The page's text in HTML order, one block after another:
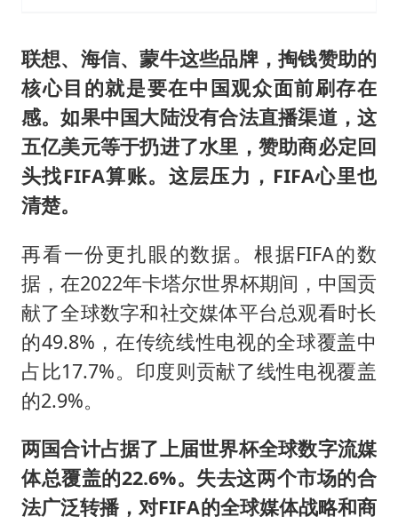
联想、海信、蒙牛这些品牌，掏钱赞助的
核心目的就是要在中国观众面前刷存在
感。如果中国大陆没有合法直播渠道，这
五亿美元等于扔进了水里，赞助商必定回
头找FIFA算账。这层压力，FIFA心里也
清楚。
再看一份更扎眼的数据。根据FIFA的数
据，在2022年卡塔尔世界杯期间，中国贡
献了全球数字和社交媒体平台总观看时长
的49.8%，在传统线性电视的全球覆盖中
占比17.7%。印度则贡献了线性电视覆盖
的2.9%。
两国合计占据了上届世界杯全球数字流媒
体总覆盖的22.6%。失去这两个市场的合
法广泛转播，对FIFA的全球媒体战略和商